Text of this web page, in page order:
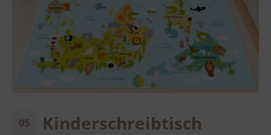
05
Kinderschreibtisch